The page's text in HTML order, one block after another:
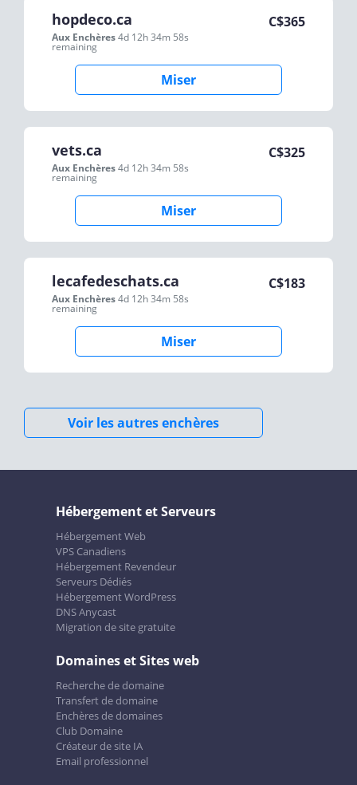
hopdeco.ca
Aux Enchères4d 12h 34m 58s
remaining
C$365
Miser
vets.ca
Aux Enchères4d 12h 34m 58s
remaining
C$325
Miser
lecafedeschats.ca
Aux Enchères4d 12h 34m 58s
remaining
C$183
Miser
Voir les autres enchères
Hébergement et Serveurs
Hébergement Web
VPS Canadiens
Hébergement Revendeur
Serveurs Dédiés
Hébergement WordPress
DNS Anycast
Migration de site gratuite
Domaines et Sites web
Recherche de domaine
Transfert de domaine
Enchères de domaines
Club Domaine
Créateur de site IA
Email professionnel